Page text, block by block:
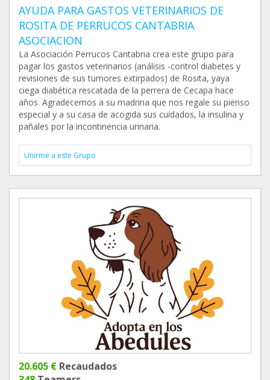
AYUDA PARA GASTOS VETERINARIOS DE
ROSITA DE PERRUCOS CANTABRIA
ASOCIACION
La Asociación Perrucos Cantabria crea este grupo para
pagar los gastos veterinarios (análisis -control diabetes y
revisiones de sus tumores extirpados) de Rosita, yaya
ciega diabética rescatada de la perrera de Cecapa hace
años. Agradecemos a su madrina que nos regale su pienso
especial y a su casa de acogida sus cuidados, la insulina y
pañales por la incontinencia urinaria.
Unirme a este Grupo
20.605 € Recaudados